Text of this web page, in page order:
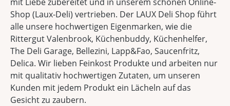
Shop (Laux-Deli) vertrieben. Der LAUX Deli Shop führt
alle unsere hochwertigen Eigenmarken, wie die
Rittergut Valenbrook, Küchenbuddy, Küchenhelfer,
The Deli Garage, Bellezini, Lapp&Fao, Saucenfritz,
Delica. Wir lieben Feinkost Produkte und arbeiten nur
mit qualitativ hochwertigen Zutaten, um unseren
Kunden mit jedem Produkt ein Lächeln auf das
Gesicht zu zaubern.